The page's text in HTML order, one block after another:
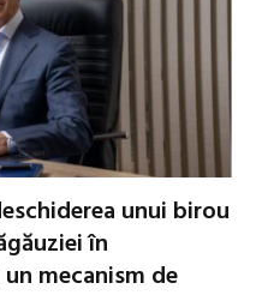
unui birou
în
mecanism de